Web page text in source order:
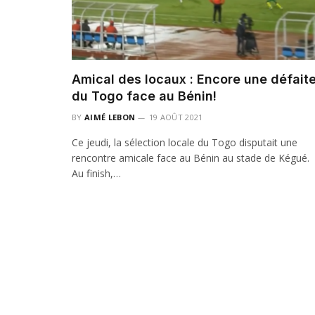
Amical des locaux : Encore une
du Togo face au Bénin!
BY AIMÉ LEBON 19 AOÛT 2021
Ce jeudi, la sélection locale du Togo disputait une
rencontre amicale face au Bénin au stade de Kégué.
Au finish,…